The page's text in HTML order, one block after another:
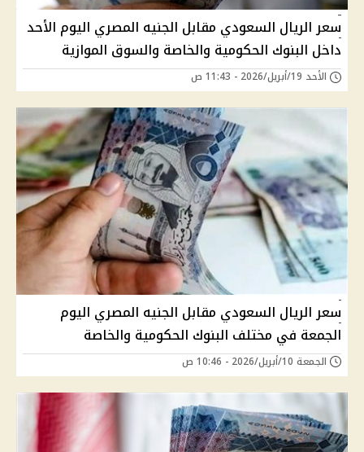
سعر الريال السعودي مقابل الجنيه المصري اليوم الأحد
داخل البنوك الحكومية والخاصة والسوق الموازية
الأحد 19/أبريل/2026 - 11:43 ص
سعر الريال السعودي مقابل الجنيه المصري اليوم
الجمعة في مختلف البنوك الحكومية والخاصة
الجمعة 10/أبريل/2026 - 10:46 ص